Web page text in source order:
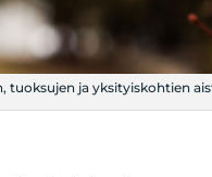
tuoksujen ja yksityiskohtien